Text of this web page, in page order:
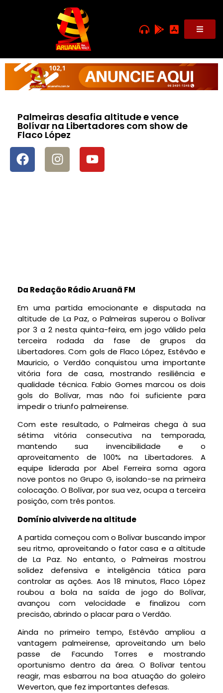
Palmeiras desafia altitude e vence
Bolívar na Libertadores com show de
Flaco López
Da Redação Rádio Aruanã FM
Em uma partida emocionante e disputada na
altitude de La Paz, o Palmeiras superou o Bolívar
por 3 a 2 nesta quinta-feira, em jogo válido pela
terceira rodada da fase de grupos da
Libertadores. Com gols de Flaco López, Estêvão e
Mauricio, o Verdão conquistou uma importante
vitória fora de casa, mostrando resiliência e
qualidade técnica. Fabio Gomes marcou os dois
gols do Bolívar, mas não foi suficiente para
impedir o triunfo palmeirense.
Com este resultado, o Palmeiras chega à sua
sétima vitória consecutiva na temporada,
mantendo sua invencibilidade e o
aproveitamento de 100% na Libertadores. A
equipe liderada por Abel Ferreira soma agora
nove pontos no Grupo G, isolando-se na primeira
colocação. O Bolívar, por sua vez, ocupa a terceira
posição, com três pontos.
Domínio alviverde na altitude
A partida começou com o Bolívar buscando impor
seu ritmo, aproveitando o fator casa e a altitude
de La Paz. No entanto, o Palmeiras mostrou
solidez defensiva e inteligência tática para
controlar as ações. Aos 18 minutos, Flaco López
roubou a bola na saída de jogo do Bolívar,
avançou com velocidade e finalizou com
precisão, abrindo o placar para o Verdão.
Ainda no primeiro tempo, Estêvão ampliou a
vantagem palmeirense, aproveitando um belo
passe de Facundo Torres e mostrando
oportunismo dentro da área. O Bolívar tentou
reagir, mas esbarrou na boa atuação do goleiro
Weverton, que fez importantes defesas.